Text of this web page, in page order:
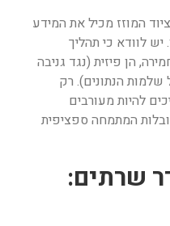
המוזז מכיל את המידע
יש לוודא כי תהליך
הן פיזית (נגד גניבה
שלמות הנתונים). רק
להיות מעורבים
המתמחה ספציפית
שרתים: